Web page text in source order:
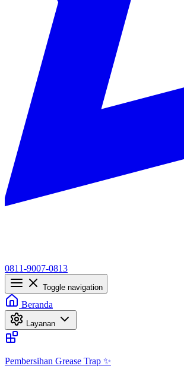
0811-9007-0813
Toggle navigation
Beranda
Layanan
Pembersihan Grease Trap ✨